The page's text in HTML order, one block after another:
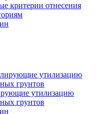
критерии отнесения
утилизацию
грунтов